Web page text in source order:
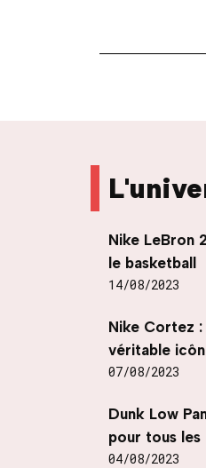
Nike LeBron
le basketball
14/08/2023
Nike Cortez :
véritable
07/08/2023
Dunk Low
pour tous les
04/08/2023